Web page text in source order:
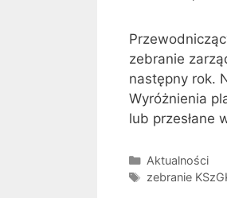
zebranie
następny rok.
Wyróżnienia
lub przesłane
Kategorie
Aktualności
Tagi
zebranie